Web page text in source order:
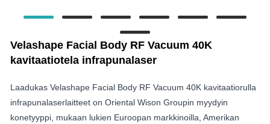
Velashape Facial Body RF Vacuum 40K
kavitaatiotela infrapunalaser
Laadukas Velashape Facial Body RF Vacuum 40K kavitaatiorulla
infrapunalaserlaitteet on Oriental Wison Groupin myydyin
konetyyppi, mukaan lukien Euroopan markkinoilla, Amerikan